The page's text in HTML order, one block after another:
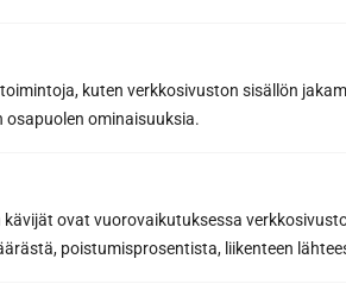
kuten verkkosivuston sisällön
ominaisuuksia.
ovat vuorovaikutuksessa
poistumisprosentista, liikenteen